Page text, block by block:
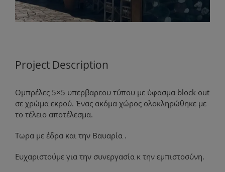
Project Description
Ομπρέλες 5×5 υπερβαρεου τύπου με ύφασμα block out
σε χρώμα εκρού. Ένας ακόμα χώρος ολοκληρώθηκε με
το τέλειο αποτέλεσμα.
Τωρα με έδρα και την Βαυαρία .
Ευχαριστούμε για την συνεργασία κ την εμπιστοσύνη.